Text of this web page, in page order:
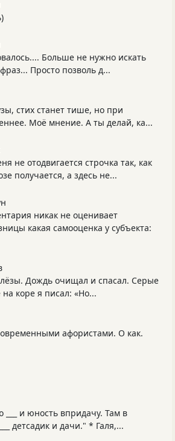
Больше не нужно искать
Просто позволь д...
стих станет тише, но при
Моё мнение. А ты делай, ка...
не отодвигается строчка так, как
получается, а здесь не...
никак не оценивает
какая самооценка у субъекта:
Дождь очищал и спасал. Серые
коре я писал: «Но...
афористами. О как.
и юность впридачу. Там в
детсадик и дачи." * Галя,...